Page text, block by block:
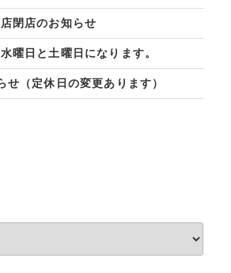
閉店のお知らせ
曜日と土曜日になります。
せ（定休日の変更あります）